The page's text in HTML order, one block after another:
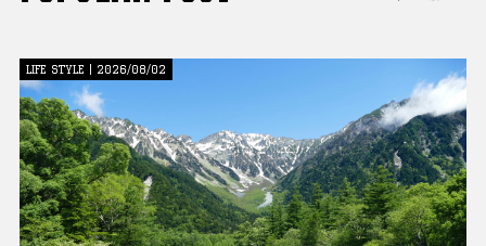
LIFE STYLE | 2026/08/02